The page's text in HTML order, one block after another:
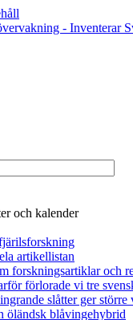
och kalender
artikellistan
forskningsartiklar och
förlorade vi tre
slåtter ger större
öländsk blåvingehybrid